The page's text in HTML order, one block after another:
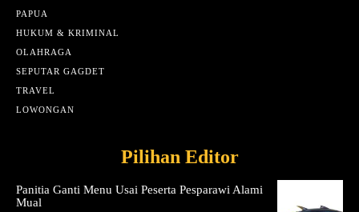
PAPUA
HUKUM & KRIMINAL
OLAHRAGA
SEPUTAR GAGDET
TRAVEL
LOWONGAN
Pilihan Editor
Panitia Ganti Menu Usai Peserta Pesparawi Alami
Mual